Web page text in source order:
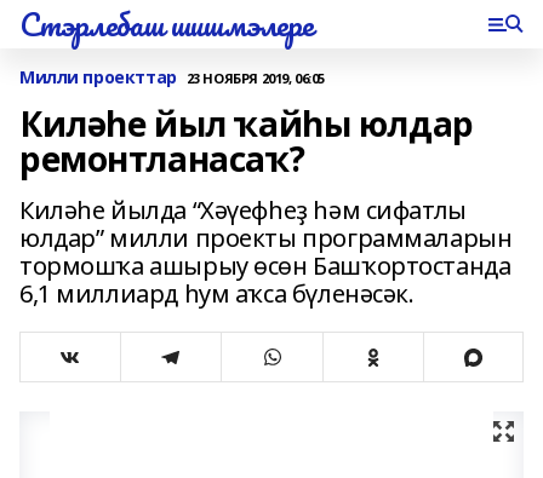
Стэрлебаш шишмэлере
Милли проекттар 23 НОЯБРЯ 2019, 06:05
Киләһе йыл ҡайһы юлдар
ремонтланасаҡ?
Киләһе йылда “Хәүефһеҙ һәм сифатлы
юлдар” милли проекты программаларын
тормошҡа ашырыу өсөн Башҡортостанда
6,1 миллиард һум аҡса бүленәсәк.